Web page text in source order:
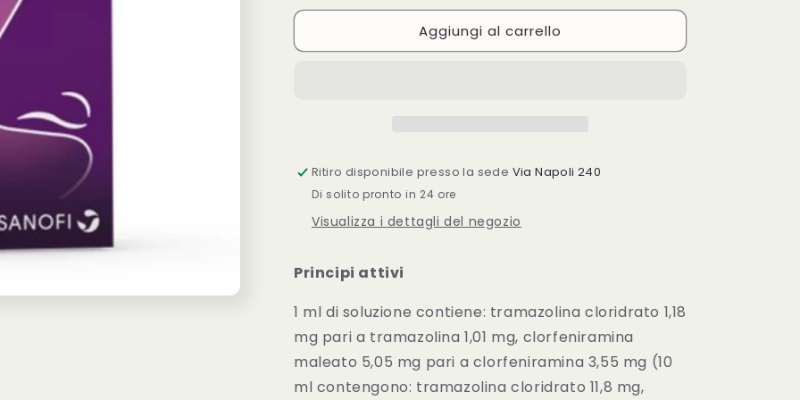
per
NASALE
per
FEXALLEGRA
NASALE
Aggiungi al carrello
Ritiro disponibile presso la sede Via Napoli 240
Di solito pronto in 24 ore
Visualizza i dettagli del negozio
Principi attivi
1 ml di soluzione contiene: tramazolina cloridrato 1,18
mg pari a tramazolina 1,01 mg, clorfeniramina
maleato 5,05 mg pari a clorfeniramina 3,55 mg (10
ml contengono: tramazolina cloridrato 11,8 mg,